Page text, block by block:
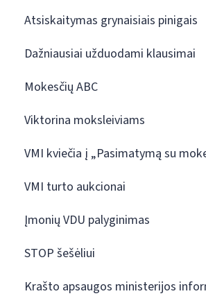
Atsiskaitymas grynaisiais pinigais
Dažniausiai užduodami klausimai
Mokesčių ABC
Viktorina moksleiviams
VMI kviečia į „Pasimatymą su
VMI turto aukcionai
Įmonių VDU palyginimas
STOP šešėliui
Krašto apsaugos ministerijos